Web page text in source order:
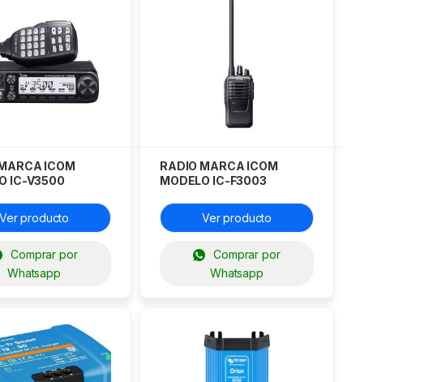
ICOM
IC-V3500
Ver producto
Comprar por
Whatsapp
RADIO MARCA ICOM
MODELO IC-F3003
Ver producto
Comprar por
Whatsapp